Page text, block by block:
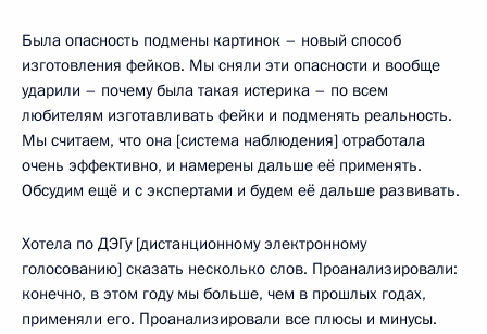
Была опасность подмены картинок – новый способ
изготовления фейков. Мы сняли эти опасности и вообще
ударили – почему была такая истерика – по всем
любителям изготавливать фейки и подменять реальность.
Мы считаем, что она [система наблюдения] отработала
очень эффективно, и намерены дальше её применять.
Обсудим ещё и с экспертами и будем её дальше развивать.
Хотела по ДЭГу [дистанционному электронному
голосованию] сказать несколько слов. Проанализировали:
конечно, в этом году мы больше, чем в прошлых годах,
применяли его. Проанализировали все плюсы и минусы.